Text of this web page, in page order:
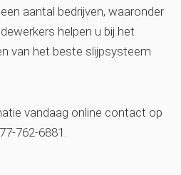
aantal bedrijven, waaronder
helpen u bij het
van het beste slijpsysteem
vandaag online contact op
762-6881.